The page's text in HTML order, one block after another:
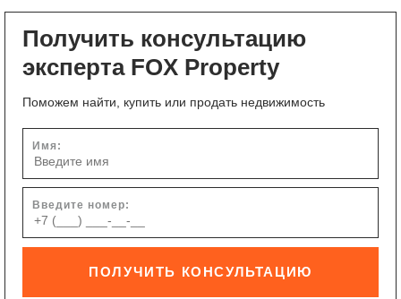
Получить консультацию
эксперта FOX Property
Поможем найти, купить или продать недвижимость
Имя:
Введите номер:
ПОЛУЧИТЬ КОНСУЛЬТАЦИЮ